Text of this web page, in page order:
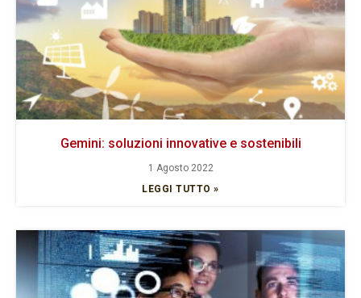
Gemini: soluzioni innovative e sostenibili
1 Agosto 2022
LEGGI TUTTO »